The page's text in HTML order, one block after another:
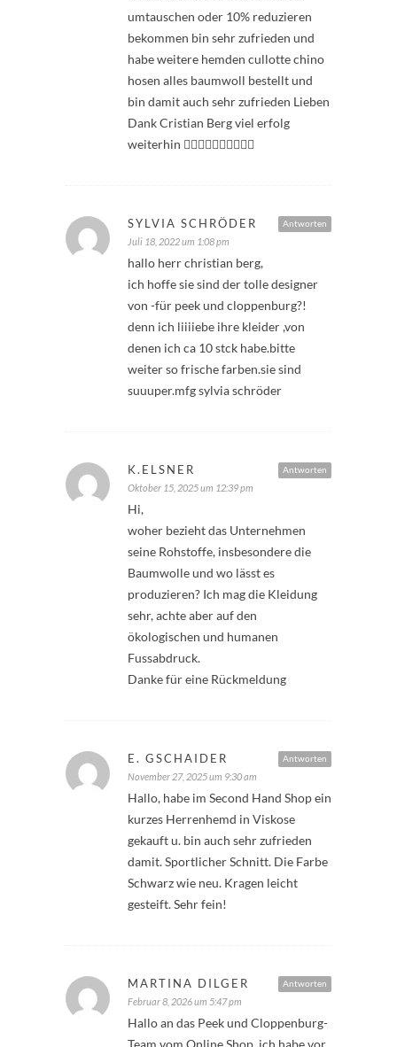
umtauschen oder 10% reduzieren
bekommen bin sehr zufrieden und
habe weitere hemden cullotte chino
hosen alles baumwoll bestellt und
bin damit auch sehr zufrieden Lieben
Dank Cristian Berg viel erfolg
weiterhin 👍🏻👍🏻👍🏻😊😊😊😊
Antworten
SYLVIA SCHRÖDER
Juli 18, 2022 um 1:08 pm
hallo herr christian berg,
ich hoffe sie sind der tolle designer
von -für peek und cloppenburg?!
denn ich liiiiebe ihre kleider ,von
denen ich ca 10 stck habe.bitte
weiter so frische farben.sie sind
suuuper.mfg sylvia schröder
Antworten
K.ELSNER
Oktober 15, 2025 um 12:39 pm
Hi,
woher bezieht das Unternehmen
seine Rohstoffe, insbesondere die
Baumwolle und wo lässt es
produzieren? Ich mag die Kleidung
sehr, achte aber auf den
ökologischen und humanen
Fussabdruck.
Danke für eine Rückmeldung
Antworten
E. GSCHAIDER
November 27, 2025 um 9:30 am
Hallo, habe im Second Hand Shop ein
kurzes Herrenhemd in Viskose
gekauft u. bin auch sehr zufrieden
damit. Sportlicher Schnitt. Die Farbe
Schwarz wie neu. Kragen leicht
gesteift. Sehr fein!
Antworten
MARTINA DILGER
Februar 8, 2026 um 5:47 pm
Hallo an das Peek und Cloppenburg-
Team vom Online Shop, ich habe vor